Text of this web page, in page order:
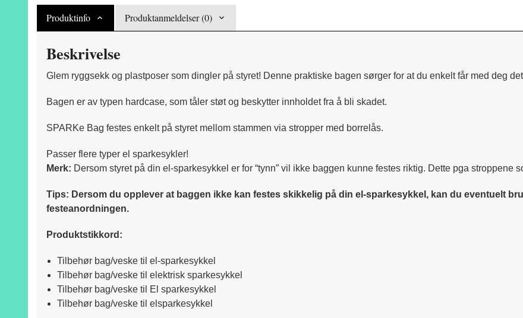
Produktinfo Produktanmeldelser (0)
Beskrivelse
Glem ryggsekk og plastposer som dingler på styret! Denne praktiske bagen sørger for at du enkelt får med deg
Bagen er av typen hardcase, som tåler støt og beskytter innholdet fra å bli skadet.
SPARKe Bag festes enkelt på styret mellom stammen via stropper med borrelås.
Passer flere typer el sparkesykler!
Merk: Dersom styret på din el-sparkesykkel er for “tynn” vil ikke baggen kunne festes riktig. Dette pga stroppene
Tips: Dersom du opplever at baggen ikke kan festes skikkelig på din el-sparkesykkel, kan du eventuelt
festeanordningen.
Produktstikkord:
Tilbehør bag/veske til el-sparkesykkel
Tilbehør bag/veske til elektrisk sparkesykkel
Tilbehør bag/veske til El sparkesykkel
Tilbehør bag/veske til elsparkesykkel